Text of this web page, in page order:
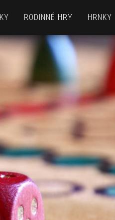
RODINNÉ HRY HRNKY